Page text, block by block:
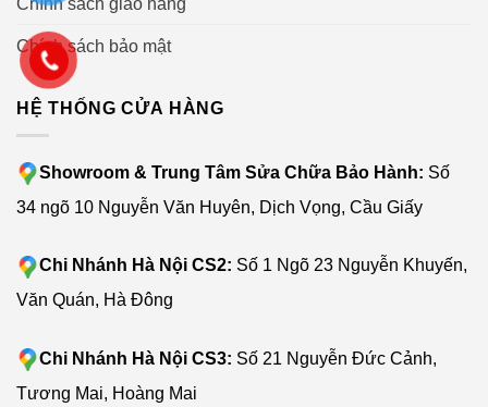
Chính sách bảo mật
HỆ THỐNG CỬA HÀNG
Showroom & Trung Tâm Sửa Chữa Bảo Hành: Số
34 ngõ 10 Nguyễn Văn Huyên, Dịch Vọng, Cầu Giấy
Chi Nhánh Hà Nội CS2: Số 1 Ngõ 23 Nguyễn Khuyến,
Văn Quán, Hà Đông
Chi Nhánh Hà Nội CS3: Số 21 Nguyễn Đức Cảnh,
Tương Mai, Hoàng Mai